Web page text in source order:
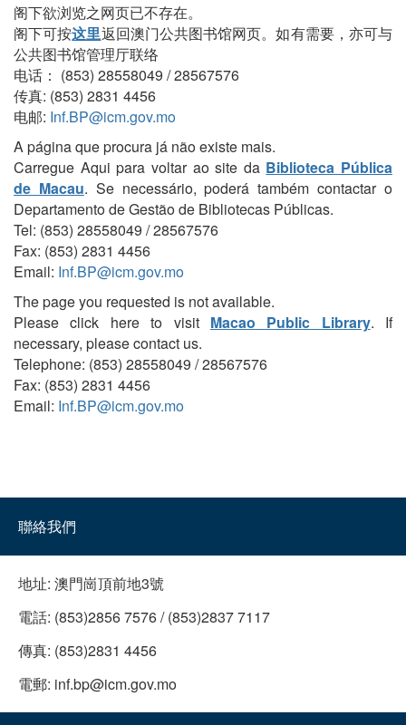
阁下欲浏览之网页已不存在。
阁下可按这里返回澳门公共图书馆网页。如有需要，亦可与
公共图书馆管理厅联络
电话： (853) 28558049 / 28567576
传真: (853) 2831 4456
电邮: Inf.BP@icm.gov.mo
A página que procura já não existe mais.
Carregue Aqui para voltar ao site da Biblioteca Pública
de Macau. Se necessário, poderá também contactar o
Departamento de Gestão de Bibliotecas Públicas.
Tel: (853) 28558049 / 28567576
Fax: (853) 2831 4456
Email: Inf.BP@icm.gov.mo
The page you requested is not available.
Please click here to visit Macao Public Library. If
necessary, please contact us.
Telephone: (853) 28558049 / 28567576
Fax: (853) 2831 4456
Email: Inf.BP@icm.gov.mo
聯絡我們
地址: 澳門崗頂前地3號
電話: (853)2856 7576 / (853)2837 7117
傳真: (853)2831 4456
電郵: inf.bp@icm.gov.mo